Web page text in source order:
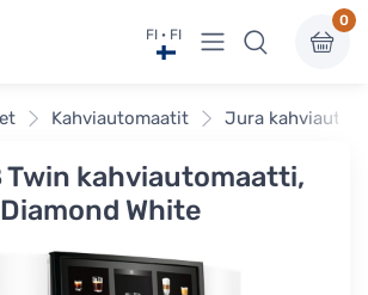
FI · FI Näytä valikko
0
Kahviautomaatit Jura
kahviautomaatti,
Diamond White